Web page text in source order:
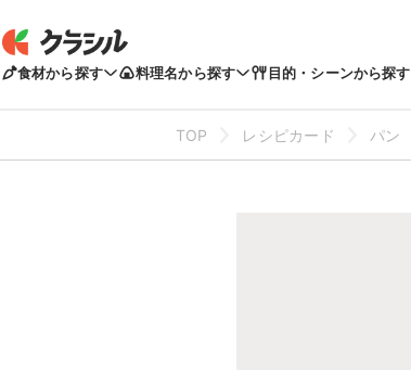
食材から探す 料理名から探す 目的・シーンから探す
TOP レシピカード パン